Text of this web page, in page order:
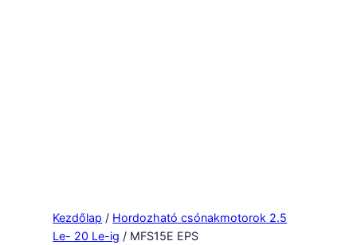
Kezdőlap / Hordozható csónakmotorok 2.5
Le- 20 Le-ig / MFS15E EPS